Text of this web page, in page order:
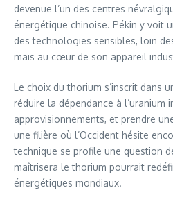
devenue l’un des centres
énergétique chinoise. Pékin y voit
des technologies sensibles, loin
mais au cœur de son appareil
Le choix du thorium s’inscrit dans
réduire la dépendance à l’uranium
approvisionnements, et prendre
une filière où l’Occident hésite
technique se profile une question
maîtrisera le thorium pourrait
énergétiques mondiaux.